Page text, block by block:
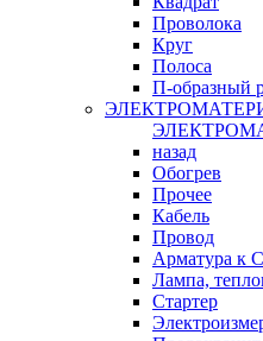
Проволока
Круг
Полоса
П-образный
назад
Обогрев
Прочее
Кабель
Провод
Арматура к
Лампа,
Стартер